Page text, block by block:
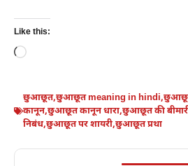
Like this:
Loading…
छुआछूत,छुआछूत meaning in hindi,
कानून,छुआछूत कानून धारा,छुआछूत की
निबंध,छुआछूत पर शायरी,छुआछूत प्रथा